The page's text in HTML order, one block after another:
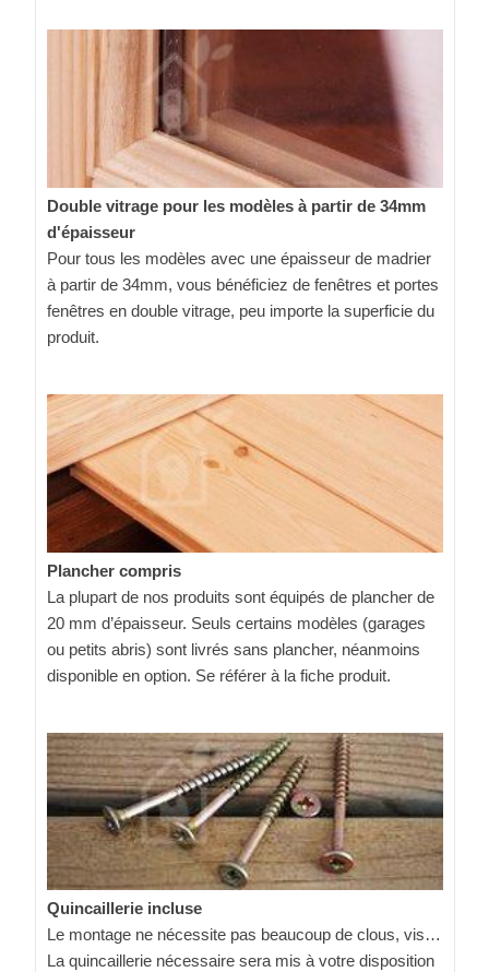
Double vitrage pour les modèles à partir de 34mm
d'épaisseur
Pour tous les modèles avec une épaisseur de madrier
à partir de 34mm, vous bénéficiez de fenêtres et portes
fenêtres en double vitrage, peu importe la superficie du
produit.
Plancher compris
La plupart de nos produits sont équipés de plancher de
20 mm d’épaisseur. Seuls certains modèles (garages
ou petits abris) sont livrés sans plancher, néanmoins
disponible en option. Se référer à la fiche produit.
Quincaillerie incluse
Le montage ne nécessite pas beaucoup de clous, vis…
La quincaillerie nécessaire sera mis à votre disposition